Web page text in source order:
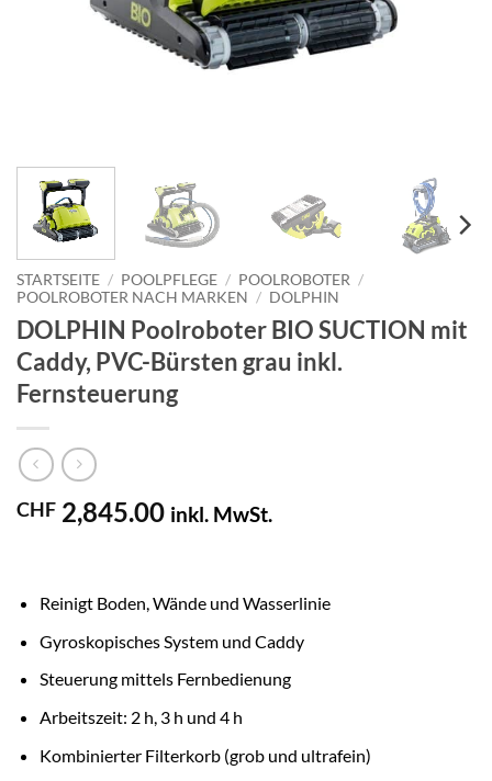
STARTSEITE / POOLPFLEGE / POOLROBOTER /
POOLROBOTER NACH MARKEN / DOLPHIN
DOLPHIN Poolroboter BIO SUCTION mit
Caddy, PVC-Bürsten grau inkl.
Fernsteuerung
CHF 2,845.00 inkl. MwSt.
Reinigt Boden, Wände und Wasserlinie
Gyroskopisches System und Caddy
Steuerung mittels Fernbedienung
Arbeitszeit: 2 h, 3 h und 4 h
Kombinierter Filterkorb (grob und ultrafein)